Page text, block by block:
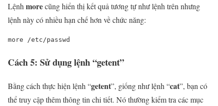
Lệnh morecũng hiển thị kết quả tương tự như lệnh trên nhưng
lệnh này có nhiều hạn chế hơn về chức năng:
more /etc/passwd
Cách 5: Sử dụng lệnh “getent”
Bằng cách thực hiện lệnh “getent”, giống như lệnh “cat”, bạn có
thể truy cập thêm thông tin chi tiết. Nó thường kiểm tra các mục